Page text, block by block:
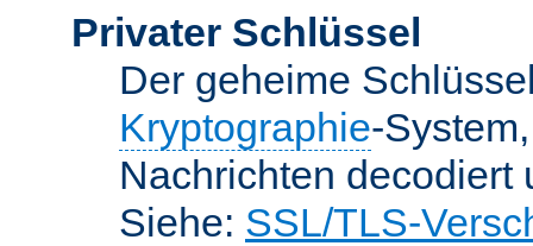
Privater Schlüssel
Der geheime
Kryptographie-
Nachrichten decodiert
Siehe: SSL/TLS-